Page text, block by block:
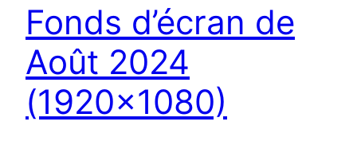
Fonds d’écran de
Août 2024
(1920×1080)